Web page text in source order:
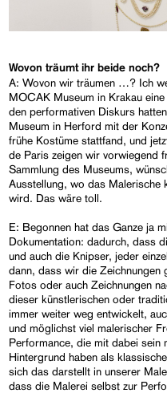
Wovon träumt ihr beide noch?
A: Wovon wir träumen …? Ich
MOCAK Museum in Krakau
den performativen Diskurs
Museum in Herford mit der
frühe Kostüme stattfand, und
de Paris zeigen wir vorwiegend
Sammlung des Museums,
Ausstellung, wo das Malerische
wird. Das wäre toll.
E: Begonnen hat das Ganze ja
Dokumentation: dadurch, dass
und auch die Knipser, jeder
dann, dass wir die Zeichnungen
Fotos oder auch Zeichnungen
dieser künstlerischen oder
immer weiter weg entwickelt,
und möglichst viel malerischer
Performance, die mit dabei sein
Hintergrund haben als
sich das darstellt in unserer
dass die Malerei selbst zur